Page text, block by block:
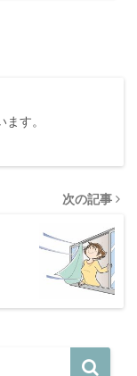
す。
次の記事